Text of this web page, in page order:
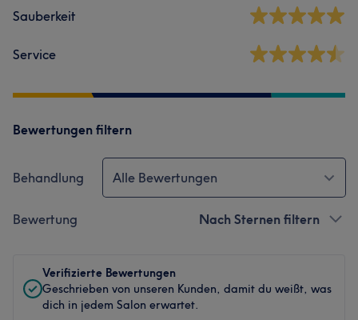
Sauberkeit
Service
Bewertungen filtern
Behandlung Alle Bewertungen
Bewertung Nach Sternen filtern
Verifizierte Bewertungen
Geschrieben von unseren Kunden, damit du weißt, was
dich in jedem Salon erwartet.